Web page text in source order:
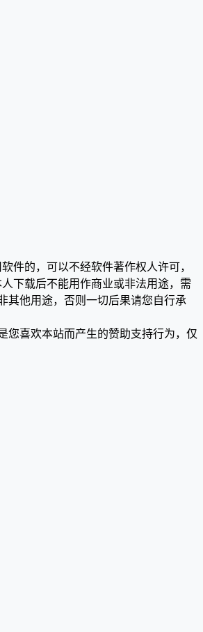
件的，可以不经软件著作权人许可，
下载后不能用作商业或非法用途，需
其他用途，否则一切后果请您自行承
您喜欢本站而产生的赞助支持行为，仅